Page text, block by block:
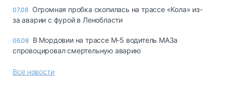
07.08 Огромная пробка скопилась на трассе «Кола» из-
за аварии с фурой в Ленобласти
06.08 В Мордовии на трассе М-5 водитель МАЗа
спровоцировал смертельную аварию
Все новости